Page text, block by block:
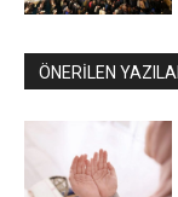
ÖNERİLEN